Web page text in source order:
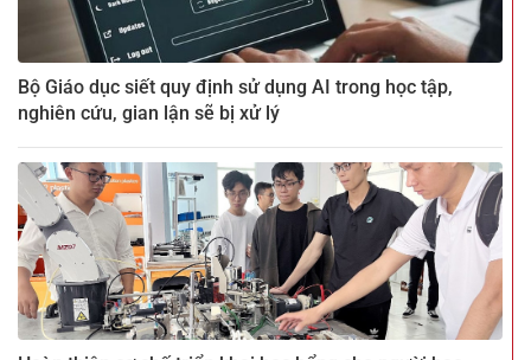
Bộ Giáo dục siết quy định sử dụng AI trong học tập,
nghiên cứu, gian lận sẽ bị xử lý